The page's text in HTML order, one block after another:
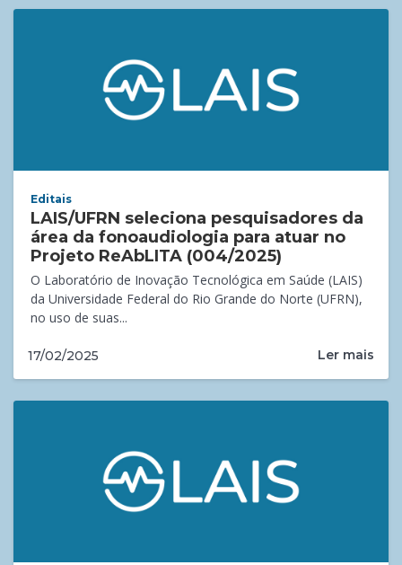
Editais
LAIS/UFRN seleciona pesquisadores da
área da fonoaudiologia para atuar no
Projeto ReAbLITA (004/2025)
O Laboratório de Inovação Tecnológica em Saúde (LAIS)
da Universidade Federal do Rio Grande do Norte (UFRN),
no uso de suas...
17/02/2025 Ler mais